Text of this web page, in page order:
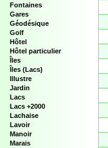
Fontaines
Gares
Géodésique
Golf
Hôtel
Hôtel particulier
Îles
Îles (Lacs)
Illustre
Jardin
Lacs
Lacs +2000
Lachaise
Lavoir
Manoir
Marais